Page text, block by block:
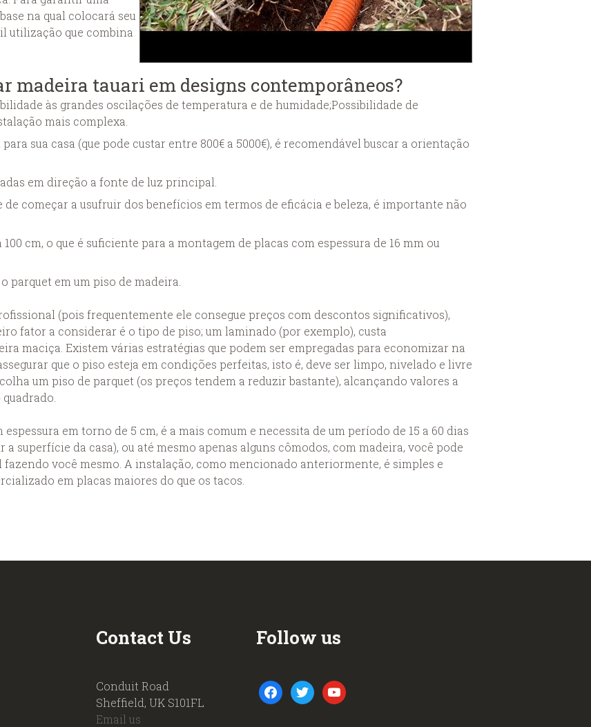
na qual colocará seu
utilização que combina
madeira tauari em designs contemporâneos?
às grandes oscilações de temperatura e de humidade;Possibilidade de
mais complexa.
sua casa (que pode custar entre 800€ a 5000€), é recomendável buscar a orientação
em direção a fonte de luz principal.
de começar a usufruir dos benefícios em termos de eficácia e beleza, é importante não
cm, o que é suficiente para a montagem de placas com espessura de 16 mm ou
parquet em um piso de madeira.
(pois frequentemente ele consegue preços com descontos significativos),
fator a considerar é o tipo de piso; um laminado (por exemplo), custa
maciça. Existem várias estratégias que podem ser empregadas para economizar na
que o piso esteja em condições perfeitas, isto é, deve ser limpo, nivelado e livre
um piso de parquet (os preços tendem a reduzir bastante), alcançando valores a
em torno de 5 cm, é a mais comum e necessita de um período de 15 a 60 dias
superfície da casa), ou até mesmo apenas alguns cômodos, com madeira, você pode
você mesmo. A instalação, como mencionado anteriormente, é simples e
em placas maiores do que os tacos.
Contact Us
Conduit Road
Sheffield, UK S101FL
Email us
Follow us
facebooktwitter youtube